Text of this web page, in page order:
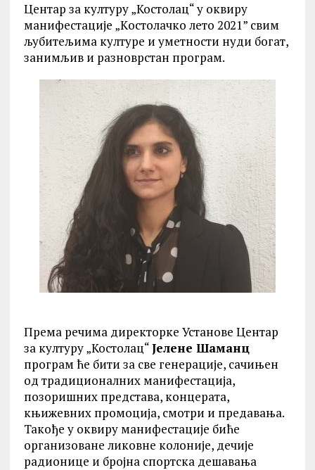
Центар за културу „Костолац“ у оквиру
манифестације „Kостолачко лето 2021” свим
љубитељима културе и уметности нуди богат,
занимљив и разноврстан програм.
Према речима директорке Установе Центар
за културу „Костолац“Јелене Шаманц
програм ће бити за све генерације, сачињен
од традиционалних манифестација,
позоришних представа, концерата,
књижевних промоција, смотри и предавања.
Такође у оквиру манифестације биће
организоване ликовне колоније, дечије
радионице и бројна спортска дешавања